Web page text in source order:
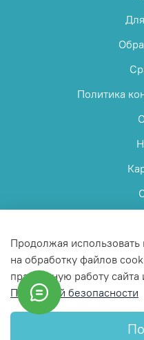
Политика
© 2025 Любое
разрешения запрещено
Продолжая использовать
на обработку файлов
правильную работу
Политикой безопасности